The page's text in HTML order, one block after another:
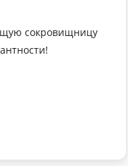
сокровищницу